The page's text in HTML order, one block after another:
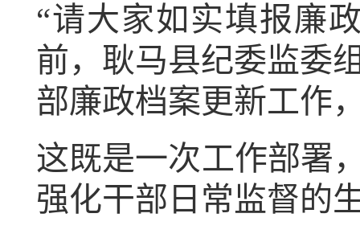
“请大家如实填报廉
前，耿马县纪委监委
部廉政档案更新工作
这既是一次工作部署
强化干部日常监督的